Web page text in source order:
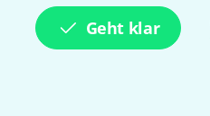
Geht klar